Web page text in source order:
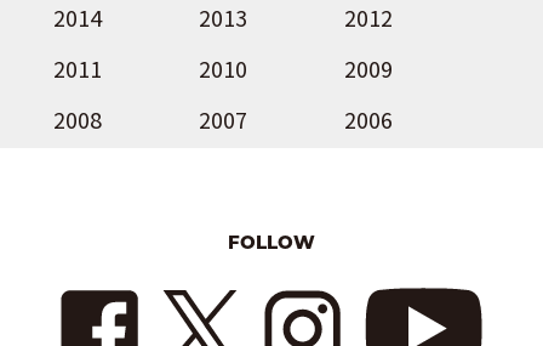
2014
2013
2012
2011
2010
2009
2008
2007 2006
FOLLOW